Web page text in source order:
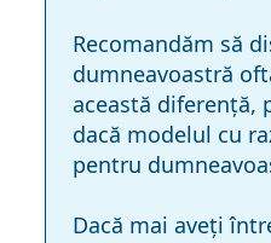
Recomandăm să
dumneavoastră
această diferență,
dacă modelul cu
pentru
Dacă mai aveți